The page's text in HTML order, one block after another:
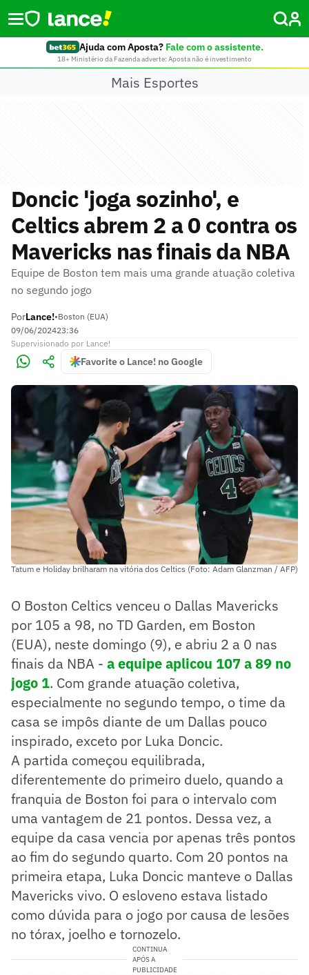
Ajuda com Aposta? Fale com o assistente.
18+ Ministério da Fazenda adverte: Aposta não é investimento
Mais Esportes
Doncic 'joga sozinho', e
Celtics abrem 2 a 0 contra os
Mavericks nas finais da NBA
Equipe de Boston tem mais uma grande atuação coletiva
no segundo jogo
PorLance!•Boston (EUA)
09/06/202423:36
Supervisionado por Lance!
Favorite o Lance! no Google
Tatum e Holiday brilharam na vitória dos Celtics (Foto: Adam Glanzman / AFP)
O Boston Celtics venceu o Dallas Mavericks
por 105 a 98, no TD Garden, em Boston
(EUA), neste domingo (9), e abriu 2 a 0 nas
finais da NBA - a equipe aplicou 107 a 89 no
jogo 1. Com grande atuação coletiva,
especialmente no segundo tempo, o time da
casa se impôs diante de um Dallas pouco
inspirado, exceto por Luka Doncic.
A partida começou equilibrada,
diferentemente do primeiro duelo, quando a
franquia de Boston foi para o intervalo com
uma vantagem de 21 pontos. Dessa vez, a
equipe da casa vencia por apenas três pontos
ao fim do segundo quarto. Com 20 pontos na
primeira etapa, Luka Doncic manteve o Dallas
Mavericks vivo. O esloveno estava listado
como dúvida para o jogo por causa de lesões
no tórax, joelho e tornozelo.
CONTINUA
APÓS A
PUBLICIDADE